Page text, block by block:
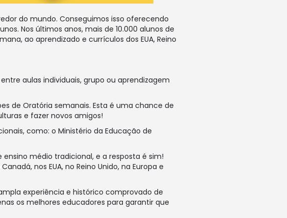
do mundo. Conseguimos isso oferecendo
Nos últimos anos, mais de 10.000 alunos de
ao aprendizado e currículos dos EUA, Reino
aulas individuais, grupo ou aprendizagem
de Oratória semanais. Esta é uma chance de
e fazer novos amigos!
como: o Ministério da Educação de
médio tradicional, e a resposta é sim!
nos EUA, no Reino Unido, na Europa e
experiência e histórico comprovado de
os melhores educadores para garantir que